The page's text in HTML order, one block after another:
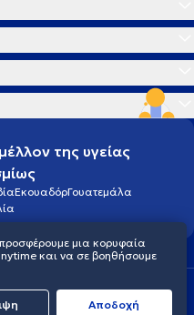
της υγείας
ΕκουαδόρΓουατεμάλα
προσωπικού απορρήτου
μια κορυφαία
και να σε βοηθήσουμε
Aποδοχή